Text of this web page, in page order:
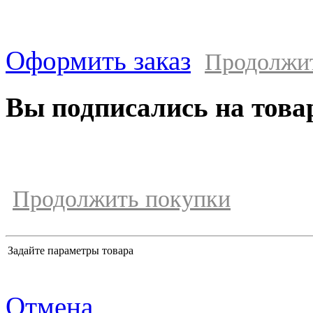
Оформить заказ
Вы подписались на
Продолжить покупки
Задайте параметры товара
Отмена